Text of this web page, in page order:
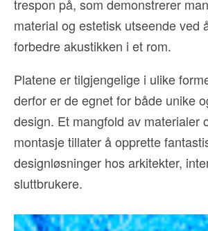
trespon på, som demonstrerer
material og estetisk utseende ved
forbedre akustikken i et rom.
Platene er tilgjengelige i ulike
derfor er de egnet for både unike
design. Et mangfold av materialer
montasje tillater å opprette
designløsninger hos arkitekter,
sluttbrukere.